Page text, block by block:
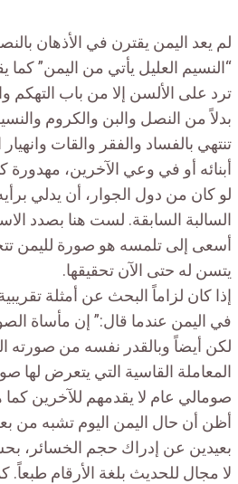
لم يعد اليمن يقترن في الأذهان
“النسيم العليل يأتي من اليمن”
ترد على الألسن إلا من باب التهكم
بدلاً من النصل والبن والكروم
تنتهي بالفساد والفقر والقات
أبنائه أو في وعي الآخرين،
لو كان من دول الجوار، أن يدلي
السالبة السابقة. لست هنا بصدد
أسعى إلى تلمسه هو صورة لليمن
يتسن له حتى الآن تحقيقها.
إذا كان لزاماً البحث عن أمثلة
في اليمن عندما قال:” إن مأساة
لكن أيضاً وبالقدر نفسه من صورته
المعاملة القاسية التي يتعرض
صومالي عام لا يقدمهم للآخرين كما
أظن أن حال اليمن اليوم تشبه من
بعيدين عن إدراك حجم الخسائر،
لا مجال للحديث بلغة الأرقام طبعاً.